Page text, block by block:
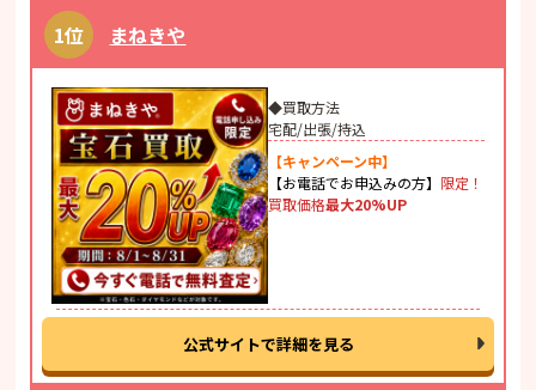
まねきや
◆買取方法
宅配/出張/持込
【キャンペーン中】
【お電話でお申込みの方】 限定！
買取価格最大20%UP
公式サイトで詳細を見る